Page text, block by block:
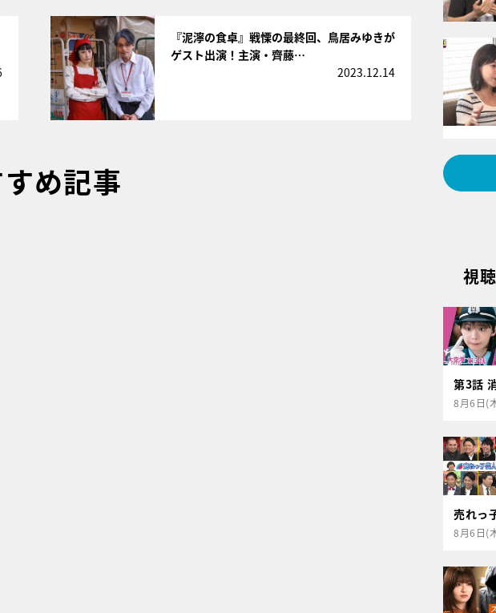
『泥濘の食卓』戦慄の最終回、鳥居みゆきが
ゲスト出演！主演・齊藤…
2023.12.14
め記事
視
第3話
8月6日(
売れっ
8月6日(